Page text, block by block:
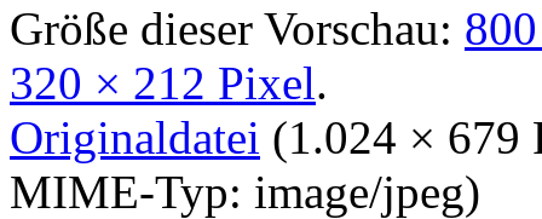
Größe dieser Vorschau:
320 × 212 Pixel.
Originaldatei (1.024 × 679
MIME-Typ: image/jpeg)